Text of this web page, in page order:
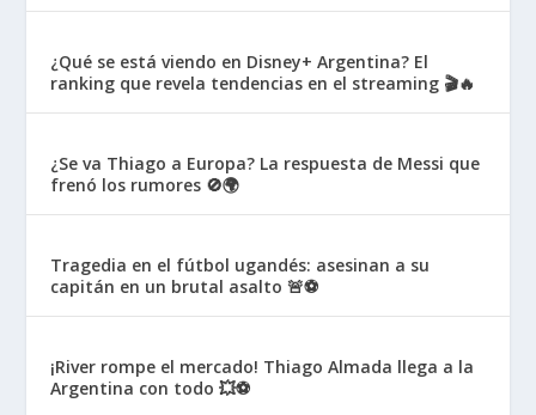
¿Qué se está viendo en Disney+ Argentina? El
ranking que revela tendencias en el streaming 🎬🔥
¿Se va Thiago a Europa? La respuesta de Messi que
frenó los rumores 🚫🌍
Tragedia en el fútbol ugandés: asesinan a su
capitán en un brutal asalto 🚨⚽
¡River rompe el mercado! Thiago Almada llega a la
Argentina con todo 💥⚽